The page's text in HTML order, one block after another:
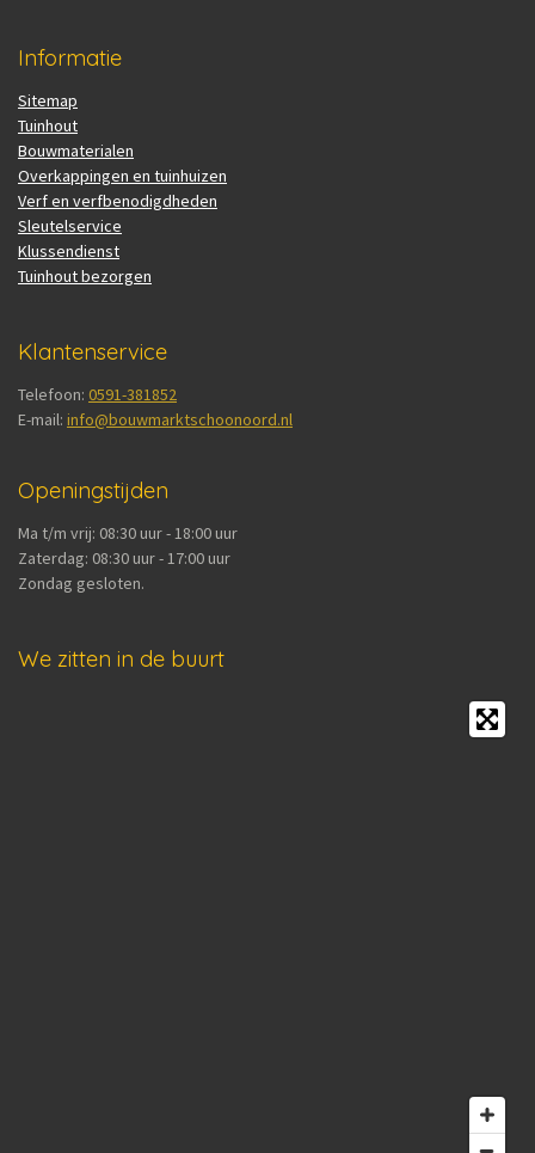
Informatie
Sitemap
Tuinhout
Bouwmaterialen
Overkappingen en tuinhuizen
Verf en verfbenodigdheden
Sleutelservice
Klussendienst
Tuinhout bezorgen
Klantenservice
Telefoon: 0591-381852
E-mail: info@bouwmarktschoonoord.nl
Openingstijden
Ma t/m vrij: 08:30 uur - 18:00 uur
Zaterdag: 08:30 uur - 17:00 uur
Zondag gesloten.
We zitten in de buurt